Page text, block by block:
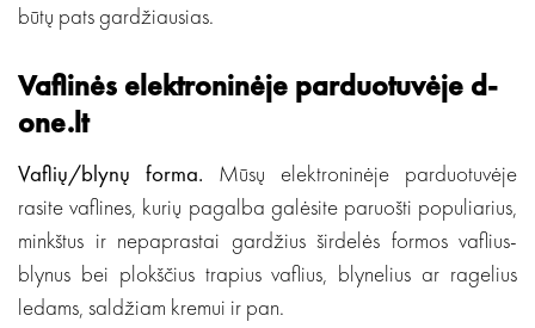
būtų pats gardžiausias.
Vaflinės elektroninėje parduotuvėje d-
one.lt
Vaflių/blynų forma. Mūsų elektroninėje parduotuvėje
rasite vaflines, kurių pagalba galėsite paruošti populiarius,
minkštus ir nepaprastai gardžius širdelės formos vaflius-
blynus bei plokščius trapius vaflius, blynelius ar ragelius
ledams, saldžiam kremui ir pan.